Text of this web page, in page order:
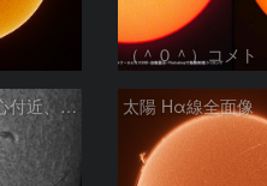
（＾０＾）コメト
8/6朝の太陽(Hα中心付近、4498、4502付近)